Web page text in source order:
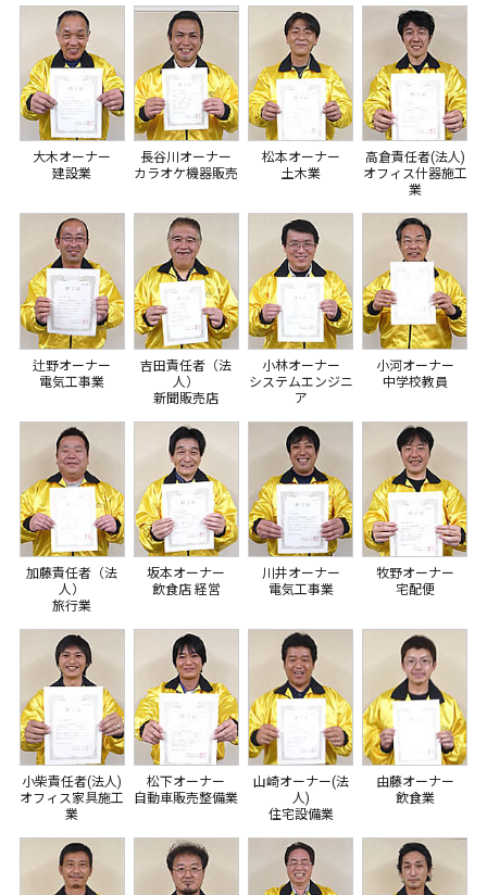
大木オーナー
建設業
長谷川オーナー
カラオケ機器販売
松本オーナー
土木業
高倉責任者(法人)
オフィス什器施工
業
辻野オーナー
電気工事業
吉田責任者（法
人）
新聞販売店
小林オーナー
システムエンジニ
ア
小河オーナー
中学校教員
加藤責任者（法
人）
旅行業
坂本オーナー
飲食店 経営
川井オーナー
電気工事業
牧野オーナー
宅配便
小柴責任者(法人)
オフィス家具施工
業
松下オーナー
自動車販売整備業
山崎オーナー(法
人)
住宅設備業
由藤オーナー
飲食業